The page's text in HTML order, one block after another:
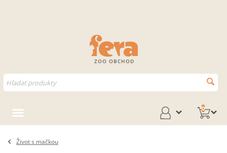
ZOO OBCHOD
0
Život s mačkou